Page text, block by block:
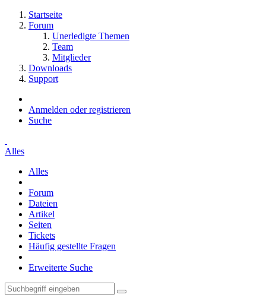
Startseite
Forum
Unerledigte Themen
Team
Mitglieder
Downloads
Support
Anmelden oder registrieren
Suche
Alles
Alles
Forum
Dateien
Artikel
Seiten
Tickets
Häufig gestellte Fragen
Erweiterte Suche